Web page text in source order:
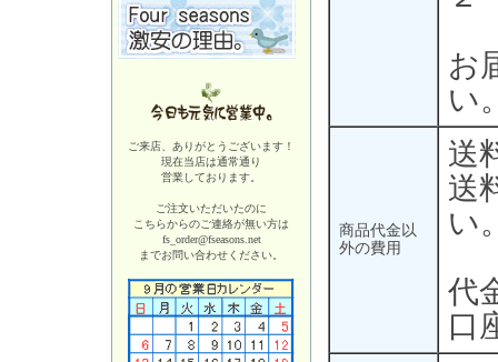
ご来店、ありがとうございます！
現在当店は通常通り
営業しております。
ご注文いただいたのに
こちらからのご連絡が無い方は
fs_order@fseasons.net
までお問い合わせください。
お
い
商品代金以
外の費用
送
送
い
代
口